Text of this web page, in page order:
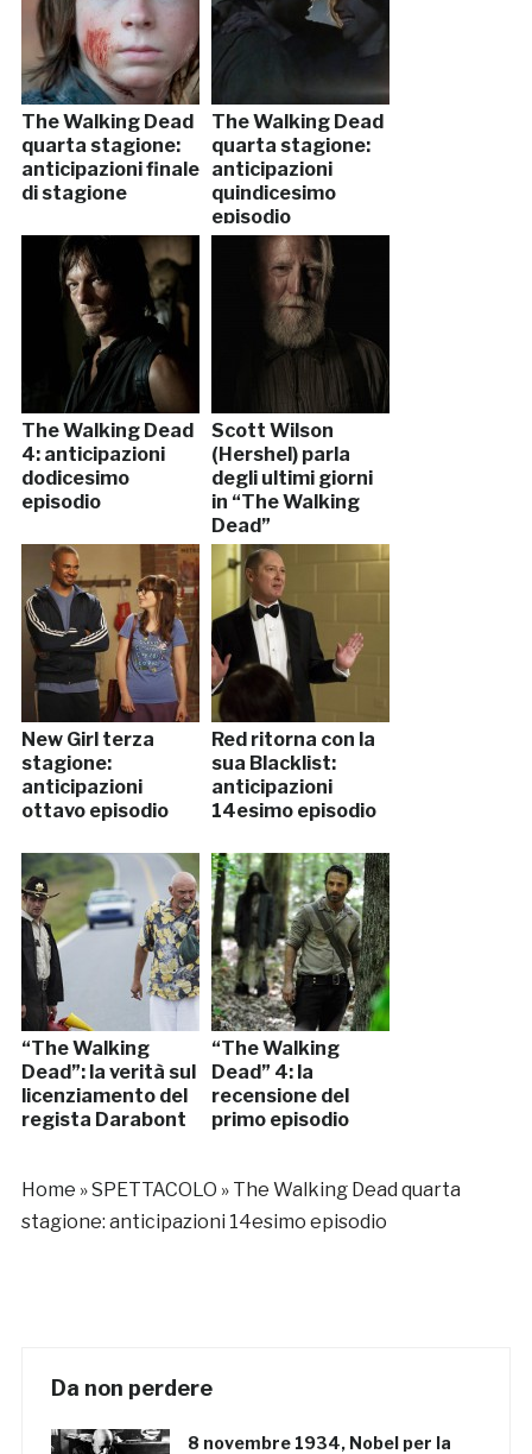
The Walking Dead
quarta stagione:
anticipazioni finale
di stagione
The Walking Dead
quarta stagione:
anticipazioni
quindicesimo
episodio
The Walking Dead
4: anticipazioni
dodicesimo
episodio
Scott Wilson
(Hershel) parla
degli ultimi giorni
in “The Walking
Dead”
New Girl terza
stagione:
anticipazioni
ottavo episodio
Red ritorna con la
sua Blacklist:
anticipazioni
14esimo episodio
“The Walking
Dead”: la verità sul
licenziamento del
regista Darabont
“The Walking
Dead” 4: la
recensione del
primo episodio
Home »SPETTACOLO » The Walking Dead quarta
stagione: anticipazioni 14esimo episodio
Da non perdere
8 novembre 1934, Nobel per la